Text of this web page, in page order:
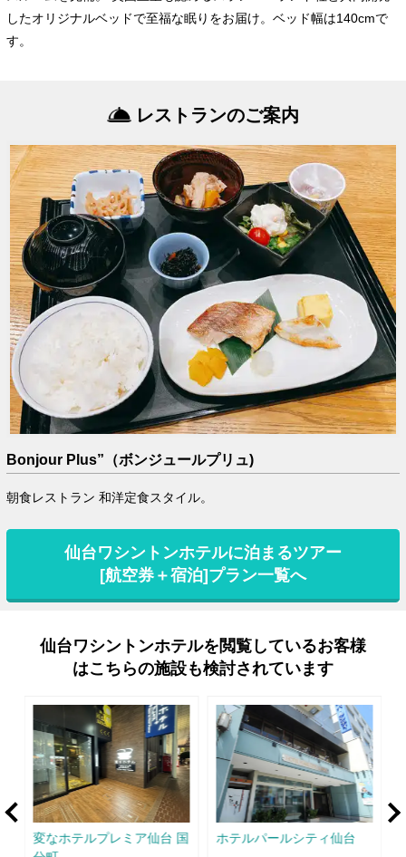
したオリジナルベッドで至福な眠りをお届け。ベッド幅は140cmで
す。
レストランのご案内
Bonjour Plus”（ボンジュールプリュ)
朝食レストラン 和洋定食スタイル。
仙台ワシントンホテルに泊まるツアー
[航空券＋宿泊]プラン一覧へ
仙台ワシントンホテルを閲覧しているお客様
はこちらの施設も検討されています
変なホテルプレミア仙台 国
ホテルパールシティ仙台